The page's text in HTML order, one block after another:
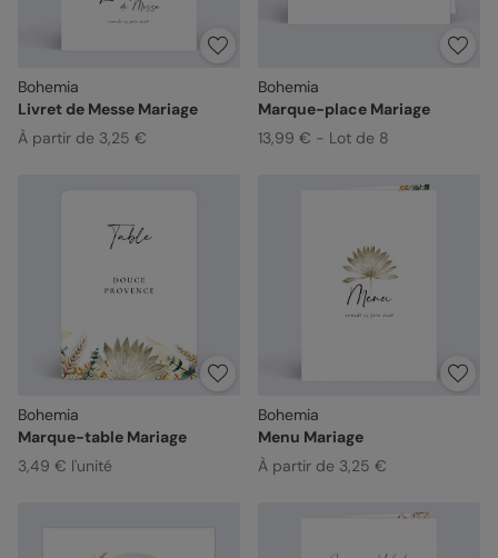
Bohemia
Livret de Messe Mariage
À partir de 3,25 €
Bohemia
Marque-place Mariage
13,99 € - Lot de 8
Bohemia
Marque-table Mariage
3,49 € l'unité
Bohemia
Menu Mariage
À partir de 3,25 €